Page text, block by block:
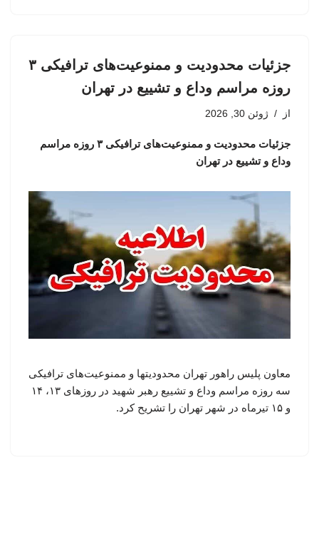
جزئیات محدودیت و ممنوعیت‌های ترافیکی ۳
روزه مراسم وداع و تشییع در تهران
از ژوئن 30, 2026
جزئیات محدودیت و ممنوعیت‌های ترافیکی ۳ روزه مراسم
وداع و تشییع در تهران
معاون پلیس راهور تهران محدودیتها و ممنوعیت‌های ترافیکی
سه روزه مراسم وداع و تشییع رهبر شهید در روزهای ۱۳، ۱۴
و ۱۵ تیرماه در شهر تهران را تشریح کرد.